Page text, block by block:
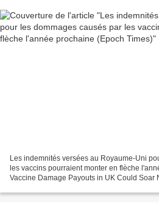
Les indemnités versées au Royaume-Uni
les vaccins pourraient monter en flèche
Vaccine Damage Payouts in UK Could Soar